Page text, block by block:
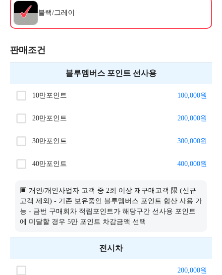
블랙/그레이
판매조건
블루멤버스 포인트 선사용
10만포인트 100,000원
20만포인트 200,000원
30만포인트 300,000원
40만포인트 400,000원
▣ 개인/개인사업자 고객 중 2회 이상 재구매고객 限 (신규
고객 제외) - 기존 보유중인 블루멤버스 포인트 합산 사용 가
능 - 금번 구매회차 적립포인트가 해당구간 선사용 포인트
에 미달할 경우 5만 포인트 차감금액 선택
전시차
200,000원